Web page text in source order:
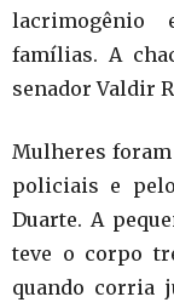
lacrimogênio
famílias. A
senador Valdir
Mulheres
policiais e
Duarte. A
teve o corpo
quando corria